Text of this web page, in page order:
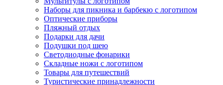
Наборы для пикника и барбекю с логотипом
Оптические приборы
Пляжный отдых
Подарки для дачи
Подушки под шею
Светодиодные фонарики
Складные ножи с логотипом
Товары для путешествий
Туристические принадлежности